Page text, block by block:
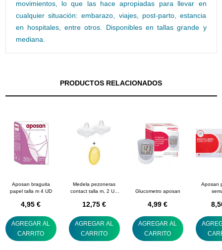
movimientos, lo que las hace apropiadas para llevar en
cualquier situación: embarazo, viajes, post-parto, estancia
en hospitales, entre otros. Disponibles en tallas grande y
mediana.
PRODUCTOS RELACIONADOS
Aposan braguita
papel talla m 4 UD
4,95 €
AGREGAR AL
CARRITO
Medela pezoneras
contact talla m, 2 UD
12,75 €
AGREGAR AL
CARRITO
Glucometro aposan
4,99 €
AGREGAR AL
CARRITO
Aposan